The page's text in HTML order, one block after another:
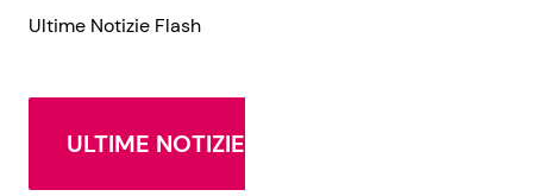
Ultime Notizie Flash
ULTIME NOTIZIE